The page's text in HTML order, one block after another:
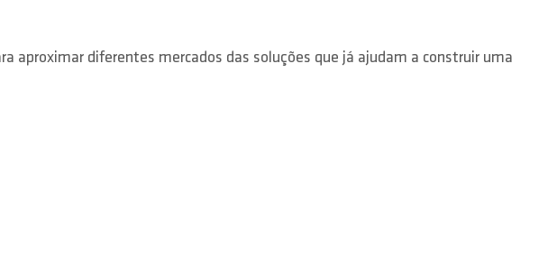
aproximar diferentes mercados das soluções que já ajudam a construir uma